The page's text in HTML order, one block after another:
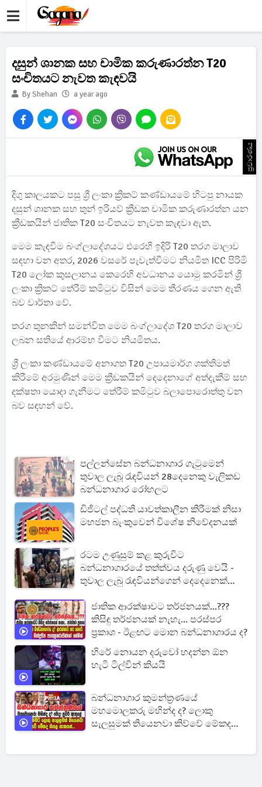
දසුන් ශානක සහ චාමික කරුණාරත්න T20
සංචිතයට නැවත කැඳවයි
By Shehan a year ago
ප්‍රචාරණය
දිගු කාලයකට පසු ශ්‍රී ලංකා ක්‍රිකට් කණ්ඩායමේ හිටපු නායක
දසුන් ශානක සහ තුන් ඉරියව් ක්‍රීඩක චාමික කරුණාරත්න යන
ක්‍රීඩකයින් ජාතික T20 සංචිතයට නැවත කැඳවා ඇත.
මෙම කැඳවීම බංග්ලාදේශයට එරෙහි ඉදිරි T20 තරග මාලාව
සඳහා වන අතර, 2026 වසරේ පැවැත්වීමට නියමිත ICC පිරිමි
T20 ලෝක කුසලානය කෙරෙහි අවධානය යොමු කරමින් ශ්‍රී
ලංකා ක්‍රිකට් තේරීම් කමිටුව විසින් මෙම තීරණය ගෙන ඇති
බව වාර්තා වේ.
තරග තුනකින් සමන්විත මෙම බංග්ලාදේශ T20 තරග මාලාව
ලබන සතියේ ආරම්භ වීමට නියමිතය.
ශ්‍රී ලංකා කණ්ඩායමේ අනාගත T20 උපායමාර්ග ශක්තිමත්
කිරීමේ අරමුණින් මෙම ක්‍රීඩකයින් දෙදෙනාගේ අත්දැකීම් සහ
දක්ෂතා යොදා ගැනීමට තේරීම් කමිටුව බලාපොරොත්තු වන
බව සඳහන් වේ.
පල්ලන්සේන බන්ධනාගාර ගැටුමෙන්
තුවාල ලැබූ රැඳවියන් 28දෙනෙකු වැලිකඩ
බන්ධනාගාර රෝහලට
ඩිජිටල් පද්ධති යාවත්කාලීන කිරීමක් නිසා
මහජන බැංකුවෙන් විශේෂ නිවේදනයක්
රටම උණුසුම් කළ කුරුවිට
බන්ධනාගාරයේ තත්ත්වය දරුණු වෙයි -
තුවාල ලැබු රැඳවියන්ගෙන් දෙදෙනෙක්
ජාතික ආරක්ෂාවට තර්ජනයක්...???
කිසිඳු තර්ජනයක් නැහැ... පරස්පර
ප්‍රකාශ - ඊළඟට මොන බන්ධනාගාරය ද?
හිරේ නොයන දරුවෝ හදන්න ඕන
හැටි ටිල්වින් කියයි
බන්ධනාගාර කුමන්ත්‍රණයේ
මහමොලකරු මහින්ද ද? ලොකු
සැලසුමක් තියෙනවා කිව්වේ මේකද